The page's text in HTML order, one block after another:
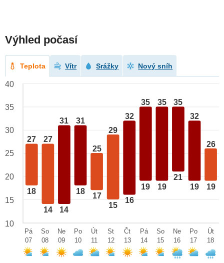
Výhled počasí
Teplota Vítr Srážky Nový sníh
27
18
27
14
31
14
31
18
25
17
29
15
32
16
35
19
35
19
35
21
32
19
26
19
40
35
30
25
20
15
10
Pá
07
So
08
Ne
09
Po
10
Út
11
St
12
Čt
13
Pá
14
So
15
Ne
16
Po
17
Út
18